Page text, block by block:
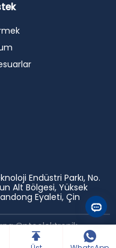
Endüstri Parkı, No.
Alt Bölgesi, Yüksek
Eyaleti, Çin
Optoelektronik
Tarafından